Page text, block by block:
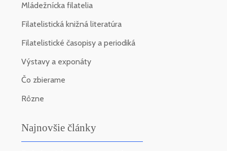
Mládežnícka filatelia
Filatelistická knižná literatúra
Filatelistické časopisy a periodiká
Výstavy a exponáty
Čo zbierame
Rôzne
Najnovšie články